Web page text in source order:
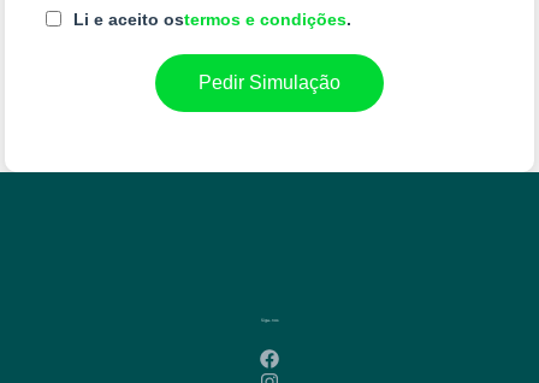
Li e aceito ostermos e condições.
Pedir Simulação
Siga-nos